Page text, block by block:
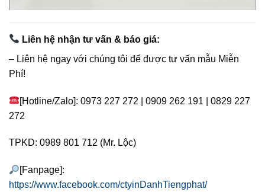
Liên hệ nhận tư vấn & báo giá:
– Liên hệ ngay với chúng tôi để được tư vấn mẫu Miễn
Phí!
[Hotline/Zalo]: 0973 227 272 | 0909 262 191 | 0829 227
272
TPKD: 0989 801 712 (Mr. Lộc)
[Fanpage]:
https://www.facebook.com/ctyinDanhTiengphat/